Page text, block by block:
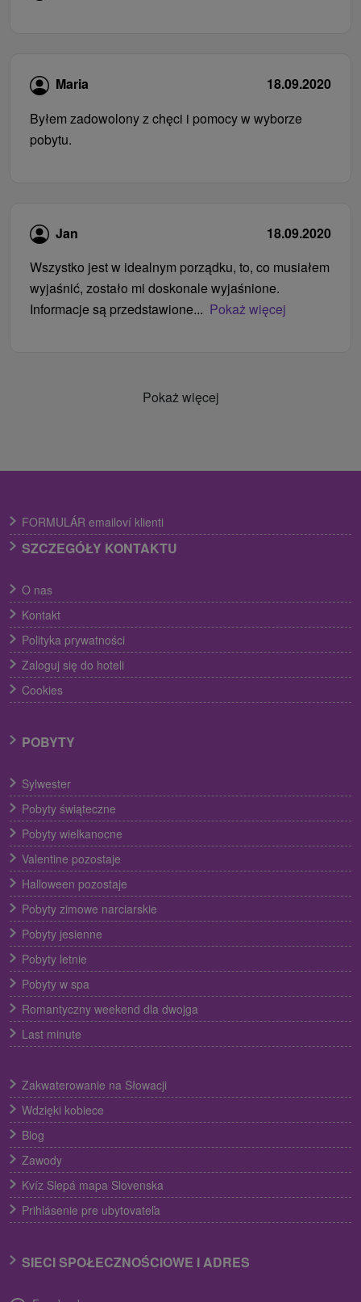
Maria
18.09.2020
Byłem zadowolony z chęci i pomocy w wyborze
pobytu.
Jan
18.09.2020
Wszystko jest w idealnym porządku, to, co musiałem
wyjaśnić, zostało mi doskonale wyjaśnione.
Informacje są przedstawione... Pokaż więcej
Pokaż więcej
FORMULÁR emailoví klienti
SZCZEGÓŁY KONTAKTU
O nas
Kontakt
Polityka prywatności
Zaloguj się do hoteli
Cookies
POBYTY
Sylwester
Pobyty świąteczne
Pobyty wielkanocne
Valentine pozostaje
Halloween pozostaje
Pobyty zimowe narciarskie
Pobyty jesienne
Pobyty letnie
Pobyty w spa
Romantyczny weekend dla dwojga
Last minute
Zakwaterowanie na Słowacji
Wdzięki kobiece
Blog
Zawody
Kvíz Slepá mapa Slovenska
Prihlásenie pre ubytovateľa
SIECI SPOŁECZNOŚCIOWE I ADRES